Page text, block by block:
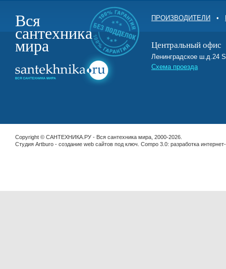
Вся
сантехника
мира
ПРОИЗВОДИТЕЛИ •
Центральный офис
Ленинградское ш.д.24
Схема проезда
Copyright © САНТЕХНИКА.РУ - Вся сантехника мира, 2000-2026.
Студия Artburo - cоздание web сайтов под ключ . Compo 3.0: разработка